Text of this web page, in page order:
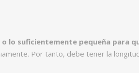
lo suficientemente pequeña para
Por tanto, debe tener la